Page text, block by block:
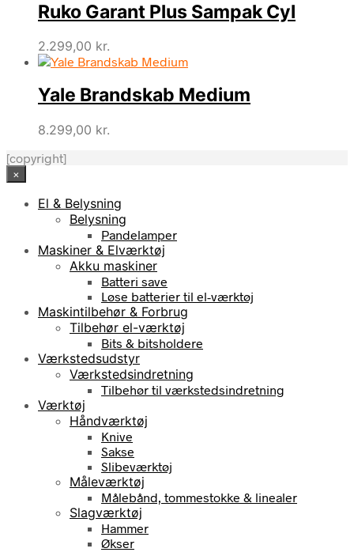
Ruko Garant Plus Sampak Cyl
2.299,00 kr.
Yale Brandskab Medium
8.299,00 kr.
[copyright]
×
El & Belysning
Belysning
Pandelamper
Maskiner & Elværktøj
Akku maskiner
Batteri save
Løse batterier til el-værktøj
Maskintilbehør & Forbrug
Tilbehør el-værktøj
Bits & bitsholdere
Værkstedsudstyr
Værkstedsindretning
Tilbehør til værkstedsindretning
Værktøj
Håndværktøj
Knive
Sakse
Slibeværktøj
Måleværktøj
Målebånd, tommestokke & linealer
Slagværktøj
Hammer
Økser